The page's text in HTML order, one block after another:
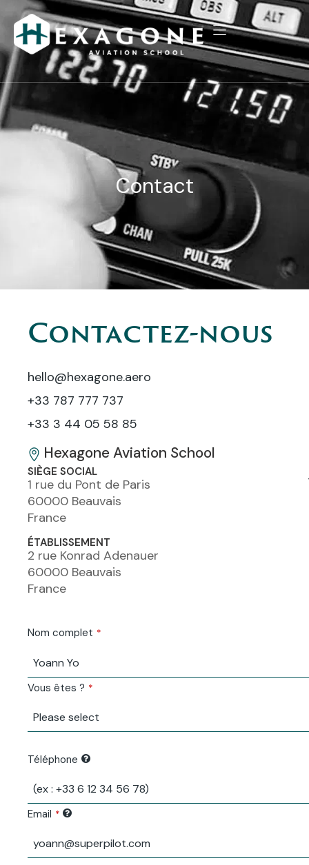
Contact
Contactez-nous
hello@hexagone.aero
+33 787 777 737
+33 3 44 05 58 85
Hexagone Aviation School
SIÈGE SOCIAL
1 rue du Pont de Paris
60000 Beauvais
France
ÉTABLISSEMENT
2 rue Konrad Adenauer
60000 Beauvais
France
Nom complet *
Vous êtes ? *
Téléphone
Email *